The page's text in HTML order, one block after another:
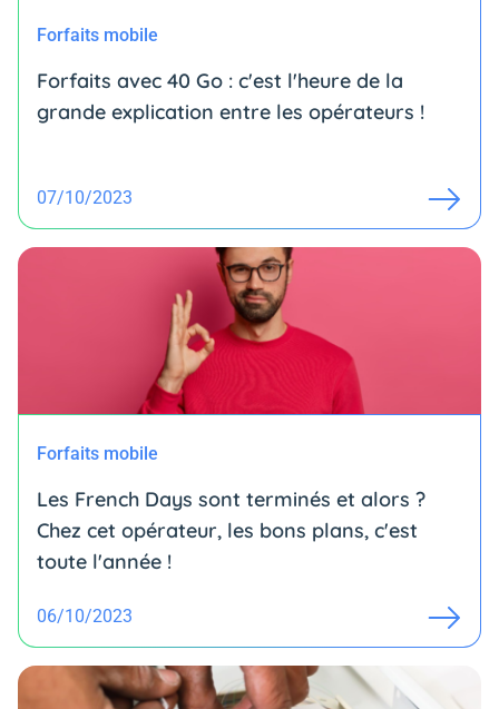
Forfaits mobile
Forfaits avec 40 Go : c'est l'heure de la
grande explication entre les opérateurs !
07/10/2023
Forfaits mobile
Les French Days sont terminés et alors ?
Chez cet opérateur, les bons plans, c'est
toute l'année !
06/10/2023